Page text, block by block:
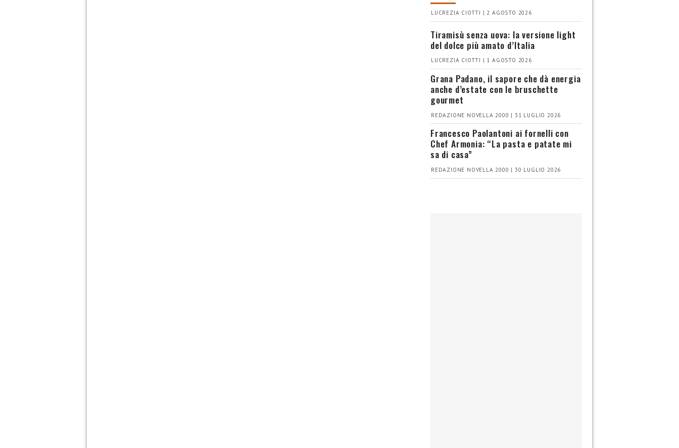
LUCREZIA CIOTTI | 2 AGOSTO 2026
Tiramisù senza uova: la versione light
del dolce più amato d’Italia
LUCREZIA CIOTTI | 1 AGOSTO 2026
Grana Padano, il sapore che dà energia
anche d’estate con le bruschette
gourmet
REDAZIONE NOVELLA 2000 | 31 LUGLIO 2026
Francesco Paolantoni ai fornelli con
Chef Armonia: “La pasta e patate mi
sa di casa”
REDAZIONE NOVELLA 2000 | 30 LUGLIO 2026